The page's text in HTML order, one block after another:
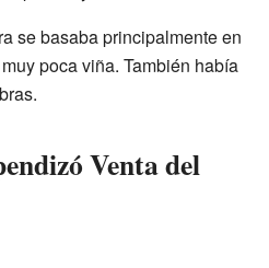
se basaba principalmente en
poca viña. También había
Venta del